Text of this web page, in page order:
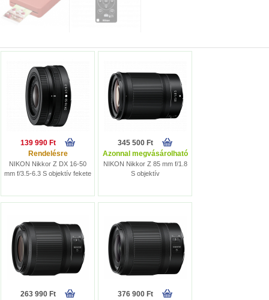
139 990 Ft
Rendelésre
NIKON Nikkor Z DX 16-50
mm f/3.5-6.3 S objektív fekete
345 500 Ft
Azonnal megvásárolható
NIKON Nikkor Z 85 mm f/1.8
S objektív
263 990 Ft
376 900 Ft